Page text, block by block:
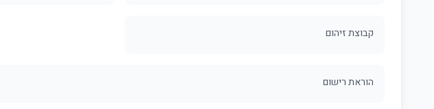
קבוצת זיהום
הוראת רישום